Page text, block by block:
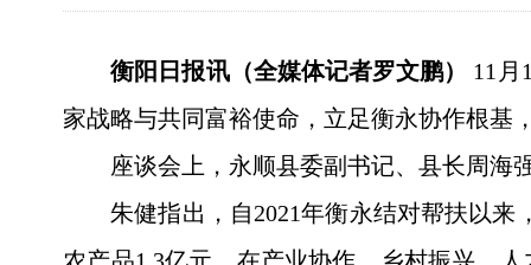
衡阳日报讯（全媒体记者罗文鹏）
11月
家战略与共同富裕使命，立足衡永协作根基
座谈会上，永顺县委副书记、县长周海
朱健指出，自2021年衡永结对帮扶以来